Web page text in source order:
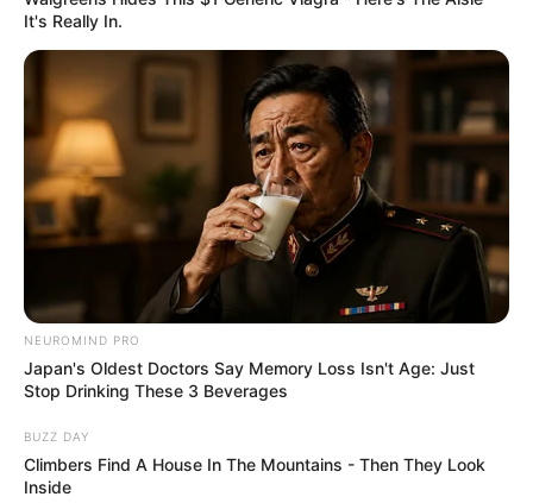
It's Really In.
NEUROMIND PRO
Japan's Oldest Doctors Say Memory Loss Isn't Age: Just
Stop Drinking These 3 Beverages
BUZZ DAY
Climbers Find A House In The Mountains - Then They Look
Inside